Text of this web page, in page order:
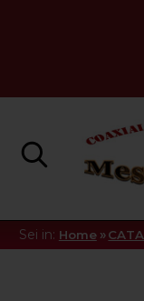
Sei in: Home »